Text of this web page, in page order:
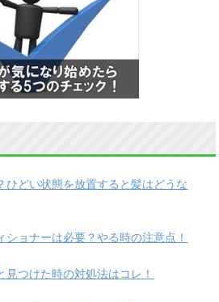
ひどい状態を放置すると髪はどうな
ショナーは必要？やる時の注意点！
つけた時の対処法はコレ！